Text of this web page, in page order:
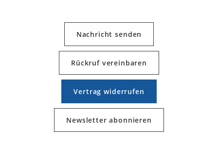
Nachricht senden
Rückruf vereinbaren
Vertrag widerrufen
Newsletter abonnieren